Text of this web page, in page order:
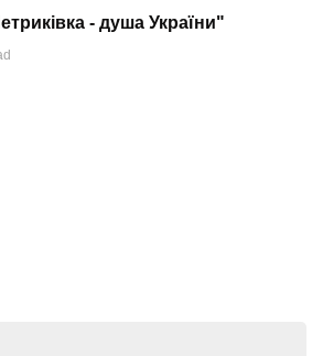
- душа України"